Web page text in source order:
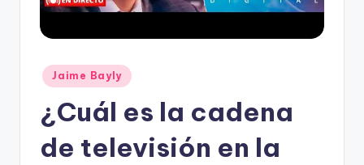
Publicado
en
Jaime Bayly
¿Cuál es la cadena
de televisión en la